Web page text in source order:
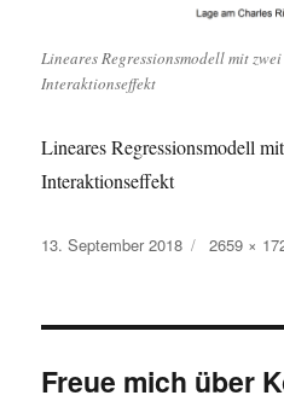
Lineares Regressionsmodell mit
Interaktionseffekt
Lineares Regressionsmodell
Interaktionseffekt
Veröffentlicht
13. September 2018 2659 ×
Freue mich über